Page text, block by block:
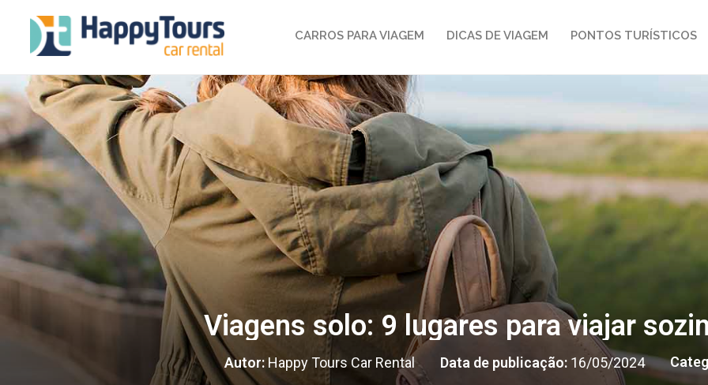
CARROS PARA VIAGEM DICAS DE VIAGEM PONTOS TURÍSTICOS
Viagens solo: 9 lugares para viajar
Autor: Happy Tours Car Rental Data de publicação: 16/05/2024